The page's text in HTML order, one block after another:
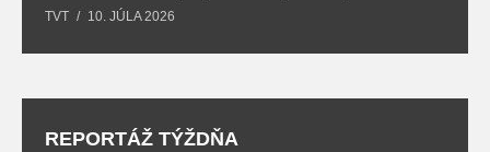
TVT 10. JÚLA 2026
REPORTÁŽ TÝŽDŇA